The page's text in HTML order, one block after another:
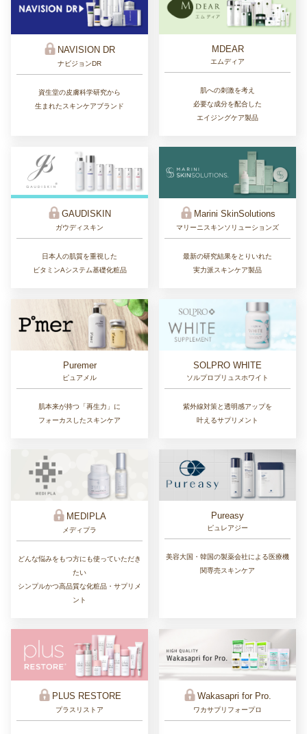
NAVISION DR
ナビジョンDR
資生堂の皮膚科学研究から
生まれたスキンケアブランド
MDEAR
エムディア
肌への刺激を考え
必要な成分を配合した
エイジングケア製品
GAUDISKIN
ガウディスキン
日本人の肌質を重視した
ビタミンAシステム基礎化粧品
Marini SkinSolutions
マリーニスキンソリューションズ
最新の研究結果をとりいれた
実力派スキンケア製品
Puremer
ピュアメル
肌本来が持つ「再生力」に
フォーカスしたスキンケア
SOLPRO WHITE
ソルプロプリュスホワイト
紫外線対策と透明感アップを
叶えるサプリメント
MEDIPLA
メディプラ
どんな悩みをもつ方にも使っていただき
たい
シンプルかつ高品質な化粧品・サプリメ
ント
Pureasy
ピュレアジー
美容大国・韓国の製薬会社による医療機
関専売スキンケア
PLUS RESTORE
プラスリストア
Wakasapri for Pro.
ワカサプリフォープロ